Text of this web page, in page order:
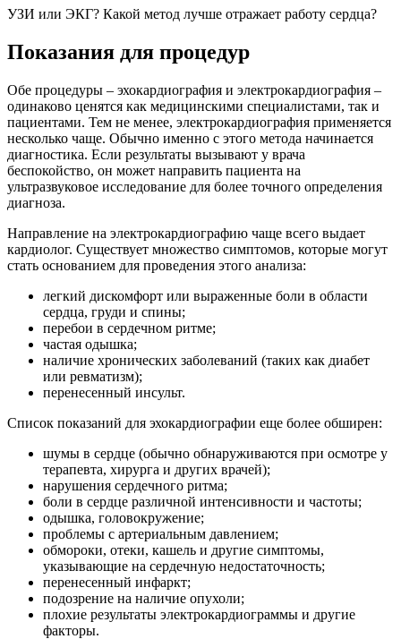
УЗИ или ЭКГ? Какой метод лучше отражает работу сердца?
Показания для процедур
Обе процедуры – эхокардиография и электрокардиография –
одинаково ценятся как медицинскими специалистами, так и
пациентами. Тем не менее, электрокардиография применяется
несколько чаще. Обычно именно с этого метода начинается
диагностика. Если результаты вызывают у врача
беспокойство, он может направить пациента на
ультразвуковое исследование для более точного определения
диагноза.
Направление на электрокардиографию чаще всего выдает
кардиолог. Существует множество симптомов, которые могут
стать основанием для проведения этого анализа:
легкий дискомфорт или выраженные боли в области
сердца, груди и спины;
перебои в сердечном ритме;
частая одышка;
наличие хронических заболеваний (таких как диабет
или ревматизм);
перенесенный инсульт.
Список показаний для эхокардиографии еще более обширен:
шумы в сердце (обычно обнаруживаются при осмотре у
терапевта, хирурга и других врачей);
нарушения сердечного ритма;
боли в сердце различной интенсивности и частоты;
одышка, головокружение;
проблемы с артериальным давлением;
обмороки, отеки, кашель и другие симптомы,
указывающие на сердечную недостаточность;
перенесенный инфаркт;
подозрение на наличие опухоли;
плохие результаты электрокардиограммы и другие
факторы.